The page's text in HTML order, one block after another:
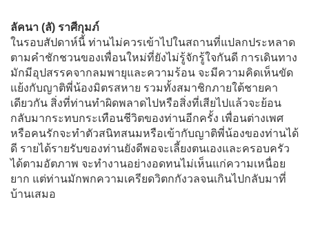
ลัคนา (ลั) ราศีกุมภ์
ในรอบสัปดาห์นี้ ท่านไม่ควรเข้าไปในสถานที่แปลกประหลาด
ตามคำชักชวนของเพื่อนใหม่ที่ยังไม่รู้จักรู้ใจกันดี การเดินทาง
มักมีอุปสรรคจากลมพายุและความร้อน จะมีความคิดเห็นขัด
แย้งกับญาติพี่น้องมิตรสหาย รวมทั้งสมาชิกภายใต้ชายคา
เดียวกัน สิ่งที่ท่านทำผิดพลาดไปหรือสิ่งที่เสียไปแล้วจะย้อน
กลับมากระทบกระเทือนชีวิตของท่านอีกครั้ง เพื่อนต่างเพศ
หรือคนรักจะทำตัวสนิทสนมหรือเข้ากับญาติพี่น้องของท่านได้
ดี รายได้รายรับของท่านยังดีพอจะเลี้ยงตนเองและครอบครัว
ได้ตามอัตภาพ จะทำงานอย่างอดทนไม่เห็นแก่ความเหนื่อย
ยาก แต่ท่านมักพกความเครียดวิตกกังวลจนเกินไปกลับมาที่
บ้านเสมอ